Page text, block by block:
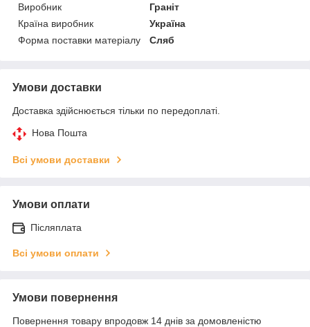
Виробник
Граніт
Країна виробник
Україна
Форма поставки матеріалу
Сляб
Умови доставки
Доставка здійснюється тільки по передоплаті.
Нова Пошта
Всі умови доставки
Умови оплати
Післяплата
Всі умови оплати
Умови повернення
Повернення товару впродовж 14 днів за домовленістю